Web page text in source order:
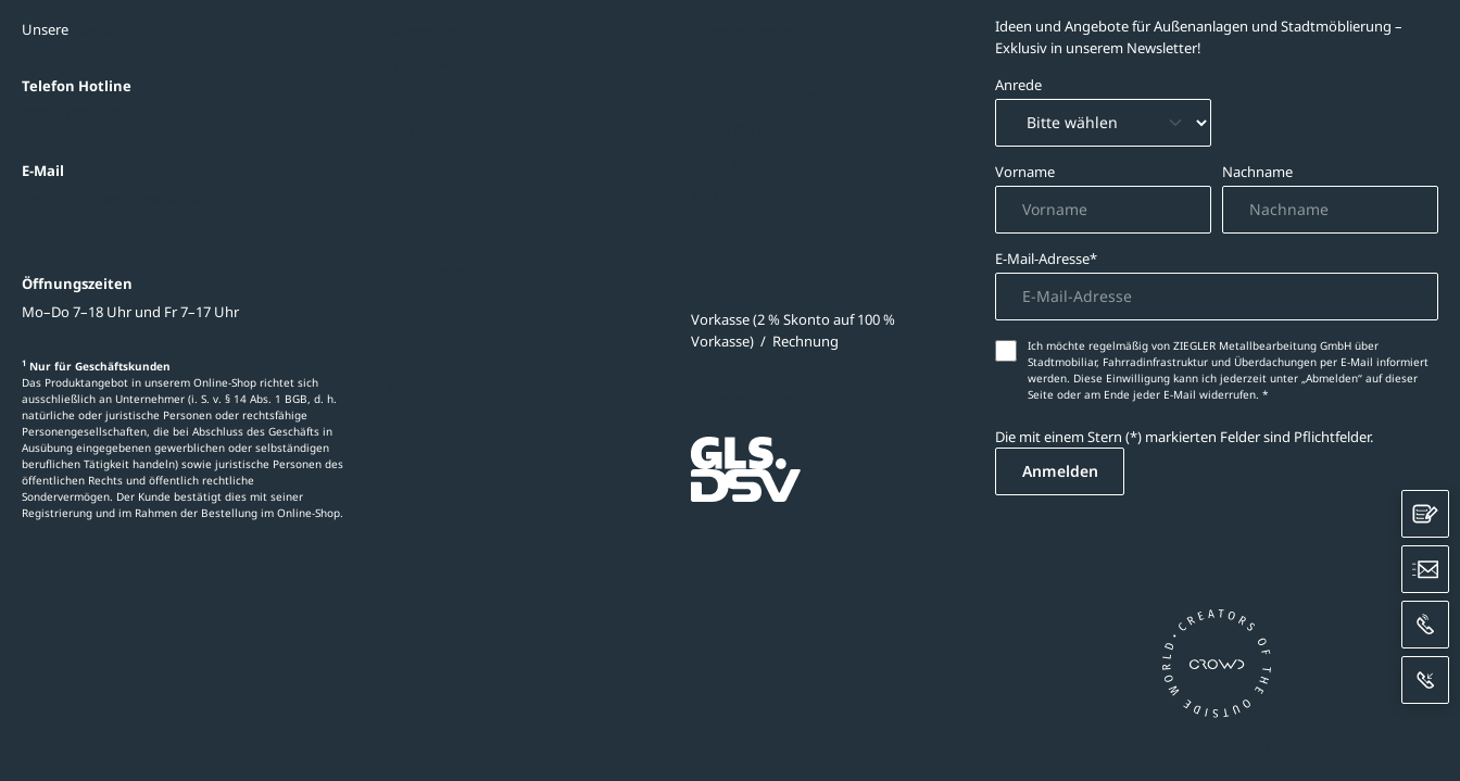
Unsere
Telefon Hotline
E-Mail
Öffnungszeiten
Mo–Do 7–18 Uhr und Fr 7–17 Uhr
1 Nur für Geschäftskunden
Das Produktangebot in unserem Online-Shop richtet sich
ausschließlich an Unternehmer (i. S. v. § 14 Abs. 1 BGB, d. h.
natürliche oder juristische Personen oder rechtsfähige
Personengesellschaften, die bei Abschluss des Geschäfts in
Ausübung eingegebenen gewerblichen oder selbständigen
beruflichen Tätigkeit handeln) sowie juristische Personen des
öffentlichen Rechts und öffentlich rechtliche
Sondervermögen. Der Kunde bestätigt dies mit seiner
Registrierung und im Rahmen der Bestellung im Online-Shop.
Vorkasse (2 % Skonto auf 100 %
Vorkasse) / Rechnung
Ideen und Angebote für Außenanlagen und Stadtmöblierung –
Exklusiv in unserem Newsletter!
Anrede
Vorname Nachname
E-Mail-Adresse*
Ich möchte regelmäßig von ZIEGLER Metallbearbeitung GmbH über
Stadtmobiliar, Fahrradinfrastruktur und Überdachungen per E-Mail informiert
werden. Diese Einwilligung kann ich jederzeit unter „Abmelden‘‘ auf dieser
Seite oder am Ende jeder E-Mail widerrufen. *
Die mit einem Stern (*) markierten Felder sind Pflichtfelder.
Anmelden